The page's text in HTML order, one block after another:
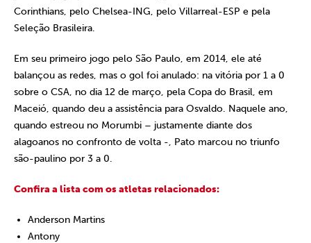
Corinthians, pelo Chelsea-ING, pelo Villarreal-ESP e pela
Seleção Brasileira.
Em seu primeiro jogo pelo São Paulo, em 2014, ele até
balançou as redes, mas o gol foi anulado: na vitória por 1 a 0
sobre o CSA, no dia 12 de março, pela Copa do Brasil, em
Maceió, quando deu a assistência para Osvaldo. Naquele ano,
quando estreou no Morumbi – justamente diante dos
alagoanos no confronto de volta -, Pato marcou no triunfo
são-paulino por 3 a 0.
Confira a lista com os atletas relacionados:
Anderson Martins
Antony